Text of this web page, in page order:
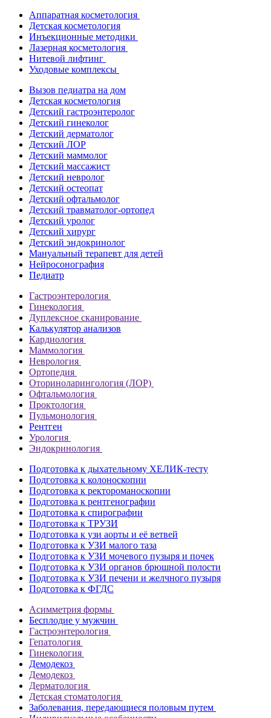
Аппаратная косметология
Детская косметология
Инъекционные методики
Лазерная косметология
Нитевой лифтинг
Уходовые комплексы
Вызов педиатра на дом
Детская косметология
Детский гастроэнтеролог
Детский гинеколог
Детский дерматолог
Детский ЛОР
Детский маммолог
Детский массажист
Детский невролог
Детский остеопат
Детский офтальмолог
Детский травматолог-ортопед
Детский уролог
Детский хирург
Детский эндокринолог
Мануальный терапевт для детей
Нейросонография
Педиатр
Гастроэнтерология
Гинекология
Дуплексное сканирование
Калькулятор анализов
Кардиология
Маммология
Неврология
Ортопедия
Оториноларингология (ЛОР)
Офтальмология
Проктология
Пульмонология
Рентген
Урология
Эндокринология
Подготовка к дыхательному ХЕЛИК-тесту
Подготовка к колоноскопии
Подготовка к ректороманоскопии
Подготовка к рентгенографии
Подготовка к спирографии
Подготовка к ТРУЗИ
Подготовка к узи аорты и её ветвей
Подготовка к УЗИ малого таза
Подготовка к УЗИ мочевого пузыря и почек
Подготовка к УЗИ органов брюшной полости
Подготовка к УЗИ печени и желчного пузыря
Подготовка к ФГДС
Асимметрия формы
Бесплодие у мужчин
Гастроэнтерология
Гепатология
Гинекология
Демодекоз
Демодекоз
Дерматология
Детская стоматология
Заболевания, передающиеся половым путем